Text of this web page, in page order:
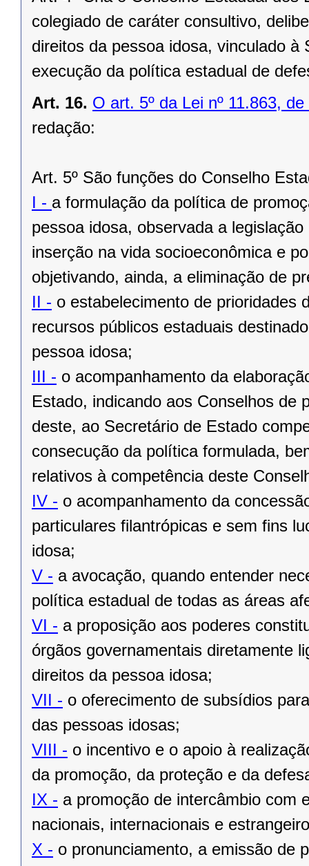
colegiado de caráter consultivo,
direitos da pessoa idosa, vinculado
execução da política estadual de
Art. 16. O art. 5º da Lei nº 11.863,
redação:
Art. 5º São funções do Conselho
I - a formulação da política de
pessoa idosa, observada a
inserção na vida socioeconômica e
objetivando, ainda, a eliminação de
II - o estabelecimento de prioridades
recursos públicos estaduais
pessoa idosa;
III - o acompanhamento da
Estado, indicando aos Conselhos de
deste, ao Secretário de Estado
consecução da política formulada,
relativos à competência deste
IV - o acompanhamento da
particulares filantrópicas e sem fins
idosa;
V - a avocação, quando entender
política estadual de todas as áreas
VI - a proposição aos poderes
órgãos governamentais diretamente
direitos da pessoa idosa;
VII - o oferecimento de subsídios
das pessoas idosas;
VIII - o incentivo e o apoio à
da promoção, da proteção e da
IX - a promoção de intercâmbio com
nacionais, internacionais e
X - o pronunciamento, a emissão de